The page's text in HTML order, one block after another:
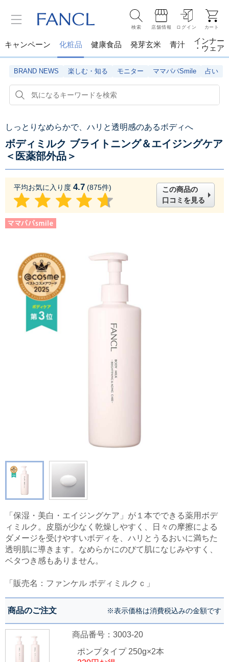
検索 店舗情報 ログイン カート
キャンペーン 化粧品 健康食品 発芽玄米 青汁
インナー
・ウェア
BRAND NEWS 楽しむ・知る モニター ママパパSmile 占い
しっとりなめらかで、ハリと透明感のあるボディへ
ボディミルク ブライトニング＆エイジングケア
＜医薬部外品＞
平均お気に入り度 4.7 (875件)
この商品の
口コミを見る
「保湿・美白・エイジングケア」が１本でできる薬用ボデ
ィミルク。皮脂が少なく乾燥しやすく、日々の摩擦による
ダメージを受けやすいボディを、ハリとうるおいに満ちた
透明肌に導きます。なめらかにのびて肌になじみやすく、
ベタつき感もありません。
「販売名：ファンケル ボディミルクｃ」
商品のご注文 ※表示価格は消費税込みの金額です
商品番号：3003-20
ポンプタイプ 250g×2本